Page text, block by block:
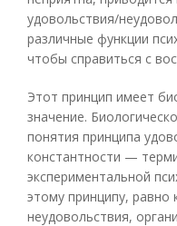
удовольствия/
различные функции
чтобы справиться с
Этот принцип имеет
значение.
понятия принципа
константности —
экспериментальной
этому принципу, равно
неудовольствия,